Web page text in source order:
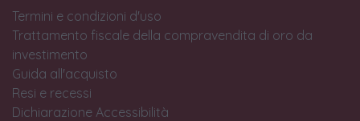
Termini e condizioni d'uso
Trattamento fiscale della compravendita di oro da
investimento
Guida all'acquisto
Resi e recessi
Dichiarazione Accessibilità